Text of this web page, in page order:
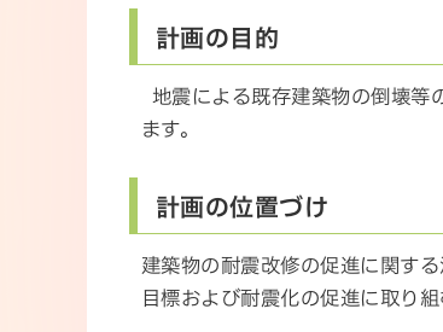
計画の目的
地震による既存建築物の倒壊等
ます。
計画の位置づけ
建築物の耐震改修の促進に関す
目標および耐震化の促進に取り